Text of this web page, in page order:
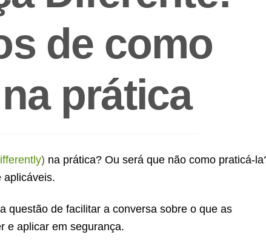
de como
prática
) na prática? Ou será que não como praticá-
aplicáveis.
questão de facilitar a conversa sobre o que as
e aplicar em segurança.